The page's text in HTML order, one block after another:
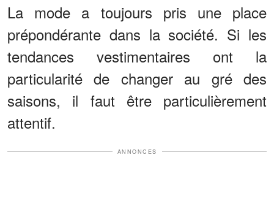
La mode a toujours pris une place
prépondérante dans la société. Si les
tendances vestimentaires ont la
particularité de changer au gré des
saisons, il faut être particulièrement
attentif.
ANNONCES